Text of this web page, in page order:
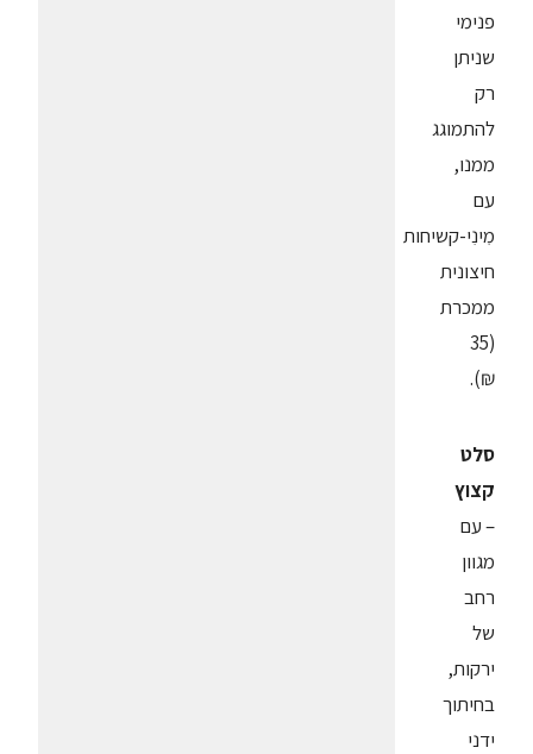
פנימי
שניתן
רק
להתמוגג
ממנו,
עם
מִינִי-קשיחות
חיצונית
ממכרת
(35
₪).
סלט
קצוץ
– עם
מגוון
רחב
של
ירקות,
בחיתוך
ידני